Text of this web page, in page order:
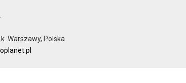
Warszawy, Polska